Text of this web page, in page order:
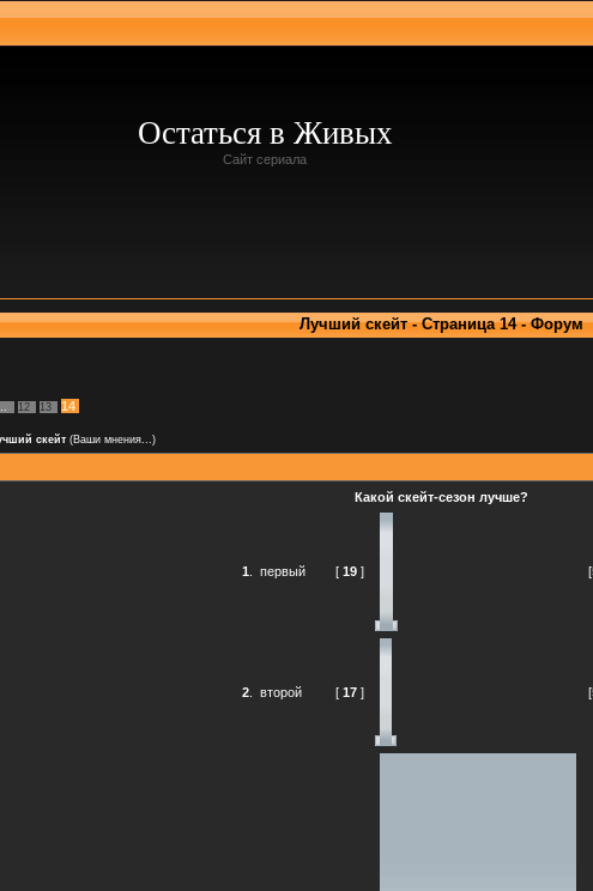
Остаться в Живых
Сайт сериала
Лучший скейт - Страница 14 - Форум
12 13
14
скейт (Ваши мнения...)
Какой скейт-сезон лучше?
1 первый [ 19 ]
2 второй [ 17 ]